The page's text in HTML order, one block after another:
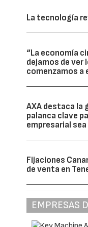
La tecnología
“La economía
dejamos de ver
comenzamos a
AXA destaca la
palanca clave
empresarial
Fijaciones
de venta en
EMPRESAS